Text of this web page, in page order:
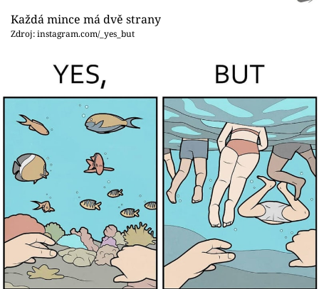
Každá mince má dvě strany
Zdroj: instagram.com/_yes_but